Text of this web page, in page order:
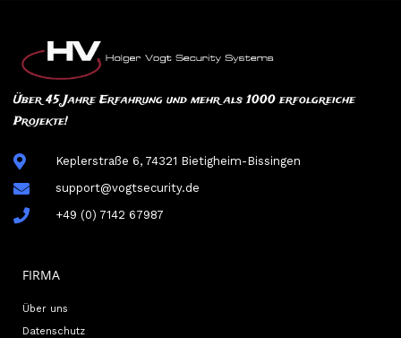
Über 45 Jahre Erfahrung und mehr als 1000 erfolgreiche
Projekte!
Keplerstraße 6, 74321 Bietigheim-Bissingen
support@vogtsecurity.de
+49 (0) 7142 67987
FIRMA
Über uns
Datenschutz